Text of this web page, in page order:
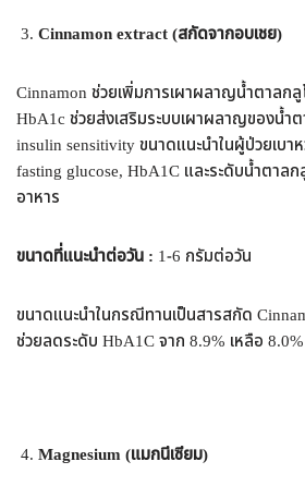
Cinnamon extract (สกัดจากอบเชย)
Cinnamon ช่วยเพิ่มการเผาผลาญน้ำตาลก
HbA1c ช่วยส่งเสริมระบบเผาผลาญของน้ำ
insulin sensitivity ขนาดแนะนำในผู้ป่วยเบ
fasting glucose, HbA1C และระดับน้ำตาล
อาหาร
ขนาดที่แนะนำต่อวัน : 1-6 กรัมต่อวัน
ขนาดแนะนำในกรณีทานเป็นสารสกัด
ช่วยลดระดับ HbA1C จาก 8.9% เหลือ 8.0%
Magnesium (แมกนีเซียม)